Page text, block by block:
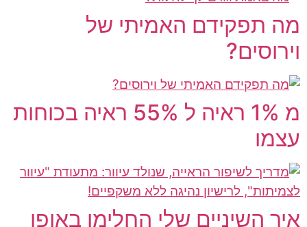
מה תפקידם האמיתי של
וירוסים?
מ 1% ראיה ל 55% ראיה בכוחות
עצמו
איך השיניים שלי החלימו באופן